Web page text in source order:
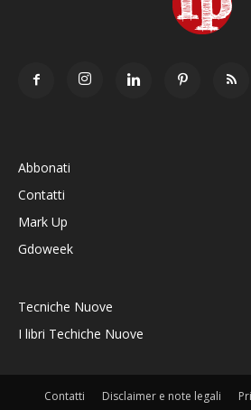
Abbonati
Contatti
Mark Up
Gdoweek
Tecniche Nuove
I libri Techiche Nuove
Contatti Disclaimer e note legali